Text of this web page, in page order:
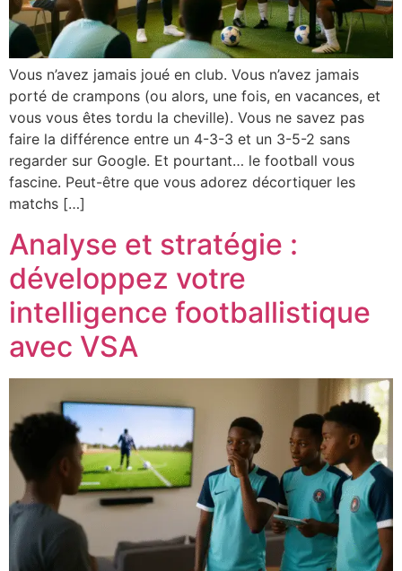
Vous n’avez jamais joué en club. Vous n’avez jamais
porté de crampons (ou alors, une fois, en vacances, et
vous vous êtes tordu la cheville). Vous ne savez pas
faire la différence entre un 4-3-3 et un 3-5-2 sans
regarder sur Google. Et pourtant… le football vous
fascine. Peut-être que vous adorez décortiquer les
matchs […]
Analyse et stratégie :
développez votre
intelligence footballistique
avec VSA